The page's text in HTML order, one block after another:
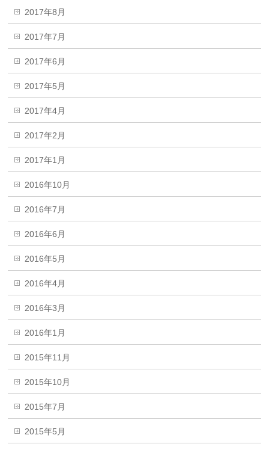
2017年8月
2017年7月
2017年6月
2017年5月
2017年4月
2017年2月
2017年1月
2016年10月
2016年7月
2016年6月
2016年5月
2016年4月
2016年3月
2016年1月
2015年11月
2015年10月
2015年7月
2015年5月